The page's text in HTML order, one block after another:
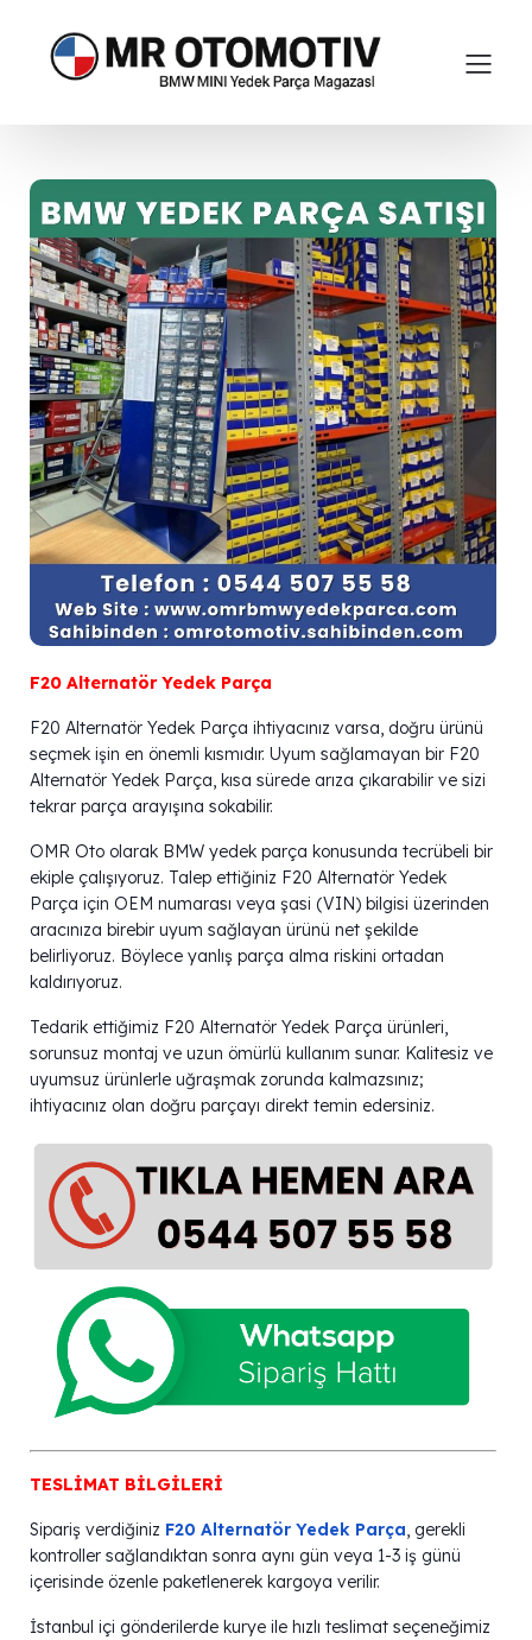
F20 Alternatör Yedek Parça
F20 Alternatör Yedek Parça ihtiyacınız varsa, doğru ürünü
seçmek işin en önemli kısmıdır. Uyum sağlamayan bir F20
Alternatör Yedek Parça, kısa sürede arıza çıkarabilir ve sizi
tekrar parça arayışına sokabilir.
OMR Oto olarak BMW yedek parça konusunda tecrübeli bir
ekiple çalışıyoruz. Talep ettiğiniz F20 Alternatör Yedek
Parça için OEM numarası veya şasi (VIN) bilgisi üzerinden
aracınıza birebir uyum sağlayan ürünü net şekilde
belirliyoruz. Böylece yanlış parça alma riskini ortadan
kaldırıyoruz.
Tedarik ettiğimiz F20 Alternatör Yedek Parça ürünleri,
sorunsuz montaj ve uzun ömürlü kullanım sunar. Kalitesiz ve
uyumsuz ürünlerle uğraşmak zorunda kalmazsınız;
ihtiyacınız olan doğru parçayı direkt temin edersiniz.
TESLİMAT BİLGİLERİ
Sipariş verdiğiniz F20 Alternatör Yedek Parça, gerekli
kontroller sağlandıktan sonra aynı gün veya 1-3 iş günü
içerisinde özenle paketlenerek kargoya verilir.
İstanbul içi gönderilerde kurye ile hızlı teslimat seçeneğimiz